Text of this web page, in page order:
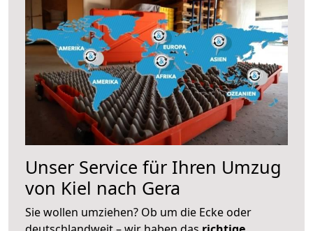
Unser Service für Ihren Umzug
von Kiel nach Gera
Sie wollen umziehen? Ob um die Ecke oder